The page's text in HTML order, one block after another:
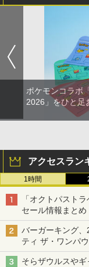
ポケモンコラボ
2026」をひと足
アクセスラン
1時間
「オクトパスト
セール情報まとめ
ニンテンドーeシ
バーガーキング、
ティ ザ・ワンパ
「特製ガーリッ
そらザウルスやギ